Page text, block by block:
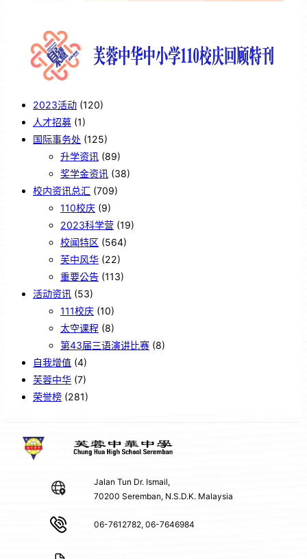
2023活动 (120)
人才招募 (1)
国际事务处 (125)
升学资讯 (89)
奖学金资讯 (38)
校内资讯总汇 (709)
110校庆 (9)
2023科学营 (19)
校闻特区 (564)
芙中风华 (22)
重要公告 (113)
活动资讯 (53)
111校庆 (10)
太空课程 (8)
第43届三语演讲比赛 (8)
自我增值 (4)
芙蓉中华 (7)
荣誉榜 (281)
Jalan Tun Dr. Ismail,
70200 Seremban, N.S.D.K. Malaysia
06-7612782, 06-7646984